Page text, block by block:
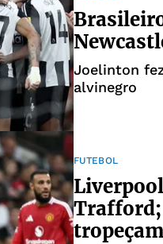
Joelinton
alvinegro
FUTEBOL
Trafford;
tropeçam